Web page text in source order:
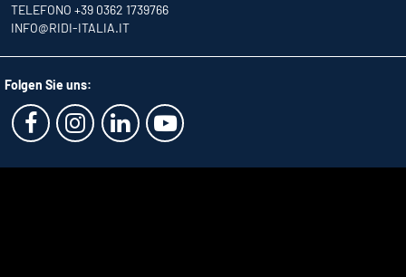
TELEFONO +39 0362 1739766
INFO@RIDI-ITALIA.IT
Folgen Sie uns: